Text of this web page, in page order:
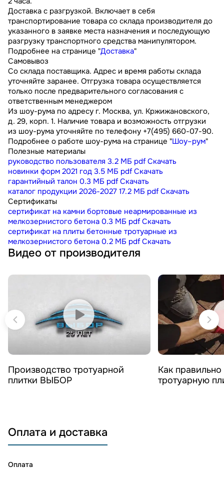
Доставка с разгрузкой. Включает в себя
транспортирование товара со склада производителя до
указанного в заявке места назначения и последующую
разгрузку транспортного средства манипулятором.
Подробнее на странице "Доставка"
Самовывоз
Со склада поставщика. Адрес и время работы склада
уточняйте заранее. Отгрузка товара осуществляется
только после предварительного согласования с
ответственным менеджером
Из шоу-рума по адресу г. Москва, ул. Кржижановского,
д. 29, корп. 1. Наличие товара и возможность отгрузки
из шоу-рума уточняйте по телефону +7(495) 660-07-90.
Подробнее о работе шоу-рума на странице "Шоу–рум"
Полезные материалы
руководство пользователя 3.2 МБ pdf Скачать
новинки форм 2021 год 3.5 МБ pdf Скачать
гарантийный талон 0.3 МБ pdf Скачать
каталог продукции 2026-2027 17.2 МБ pdf Скачать
Сертификаты
сертификат на камни бортовые неармированные из
мелкозернистого бетона 0.3 МБ pdf Скачать
сертификат на плиты бетонные тротуарные из
мелкозернистого бетона 0.2 МБ pdf Скачать
Видео от производителя
Смотреть видео
Производство тротуарной
плитки ВЫБОР
Смотреть
Как
тротуарную
Оплата и доставка
Оплата